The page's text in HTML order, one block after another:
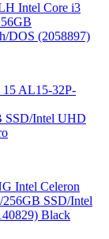
Intel Core i3
DOS (2058897)
AL15-32P-
SSD/Intel UHD
Intel Celeron
SSD/Intel
Black